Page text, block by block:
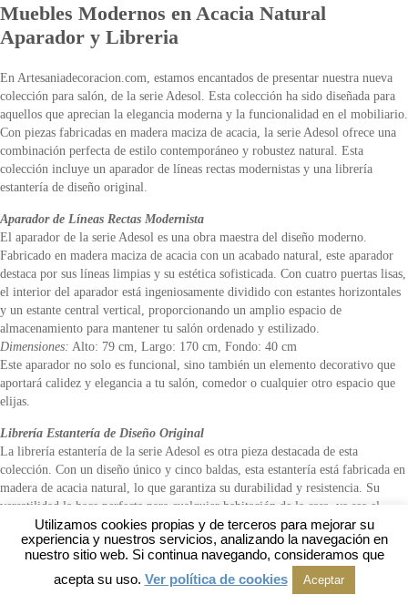
Muebles Modernos en Acacia Natural
Aparador y Libreria
En Artesaniadecoracion.com, estamos encantados de presentar nuestra nueva
colección para salón, de la serie Adesol. Esta colección ha sido diseñada para
aquellos que aprecian la elegancia moderna y la funcionalidad en el mobiliario.
Con piezas fabricadas en madera maciza de acacia, la serie Adesol ofrece una
combinación perfecta de estilo contemporáneo y robustez natural. Esta
colección incluye un aparador de líneas rectas modernistas y una librería
estantería de diseño original.
Aparador de Líneas Rectas Modernista
El aparador de la serie Adesol es una obra maestra del diseño moderno.
Fabricado en madera maciza de acacia con un acabado natural, este aparador
destaca por sus líneas limpias y su estética sofisticada. Con cuatro puertas lisas,
el interior del aparador está ingeniosamente dividido con estantes horizontales
y un estante central vertical, proporcionando un amplio espacio de
almacenamiento para mantener tu salón ordenado y estilizado.
Dimensiones: Alto: 79 cm, Largo: 170 cm, Fondo: 40 cm
Este aparador no solo es funcional, sino también un elemento decorativo que
aportará calidez y elegancia a tu salón, comedor o cualquier otro espacio que
elijas.
Librería Estantería de Diseño Original
La librería estantería de la serie Adesol es otra pieza destacada de esta
colección. Con un diseño único y cinco baldas, esta estantería está fabricada en
madera de acacia natural, lo que garantiza su durabilidad y resistencia. Su
versatilidad la hace perfecta para cualquier habitación de la casa, ya sea el
salón, un cuarto de estar, dormitorio o cuarto de juegos.
Dimensiones:Alto: 180 cm, Largo: 110 cm, Fondo: 30 cm
Con su diseño elegante y funcional, esta librería estantería proporciona un
amplio espacio para almacenar libros, decoraciones, plantas y otros objetos,
convirtiéndola en una adición imprescindible para cualquier hogar.
Utilizamos cookies propias y de terceros para mejorar su
experiencia y nuestros servicios, analizando la navegación en
nuestro sitio web. Si continua navegando, consideramos que
acepta su uso. Ver política de cookies Aceptar